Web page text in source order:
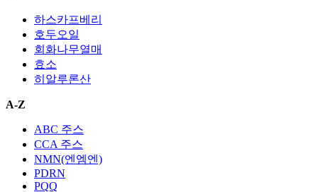
하스카프베리
호두오일
회화나무열매
효소
히알루론산
A-Z
ABC 주스
CCA 주스
NMN(엔엠엔)
PDRN
PQQ